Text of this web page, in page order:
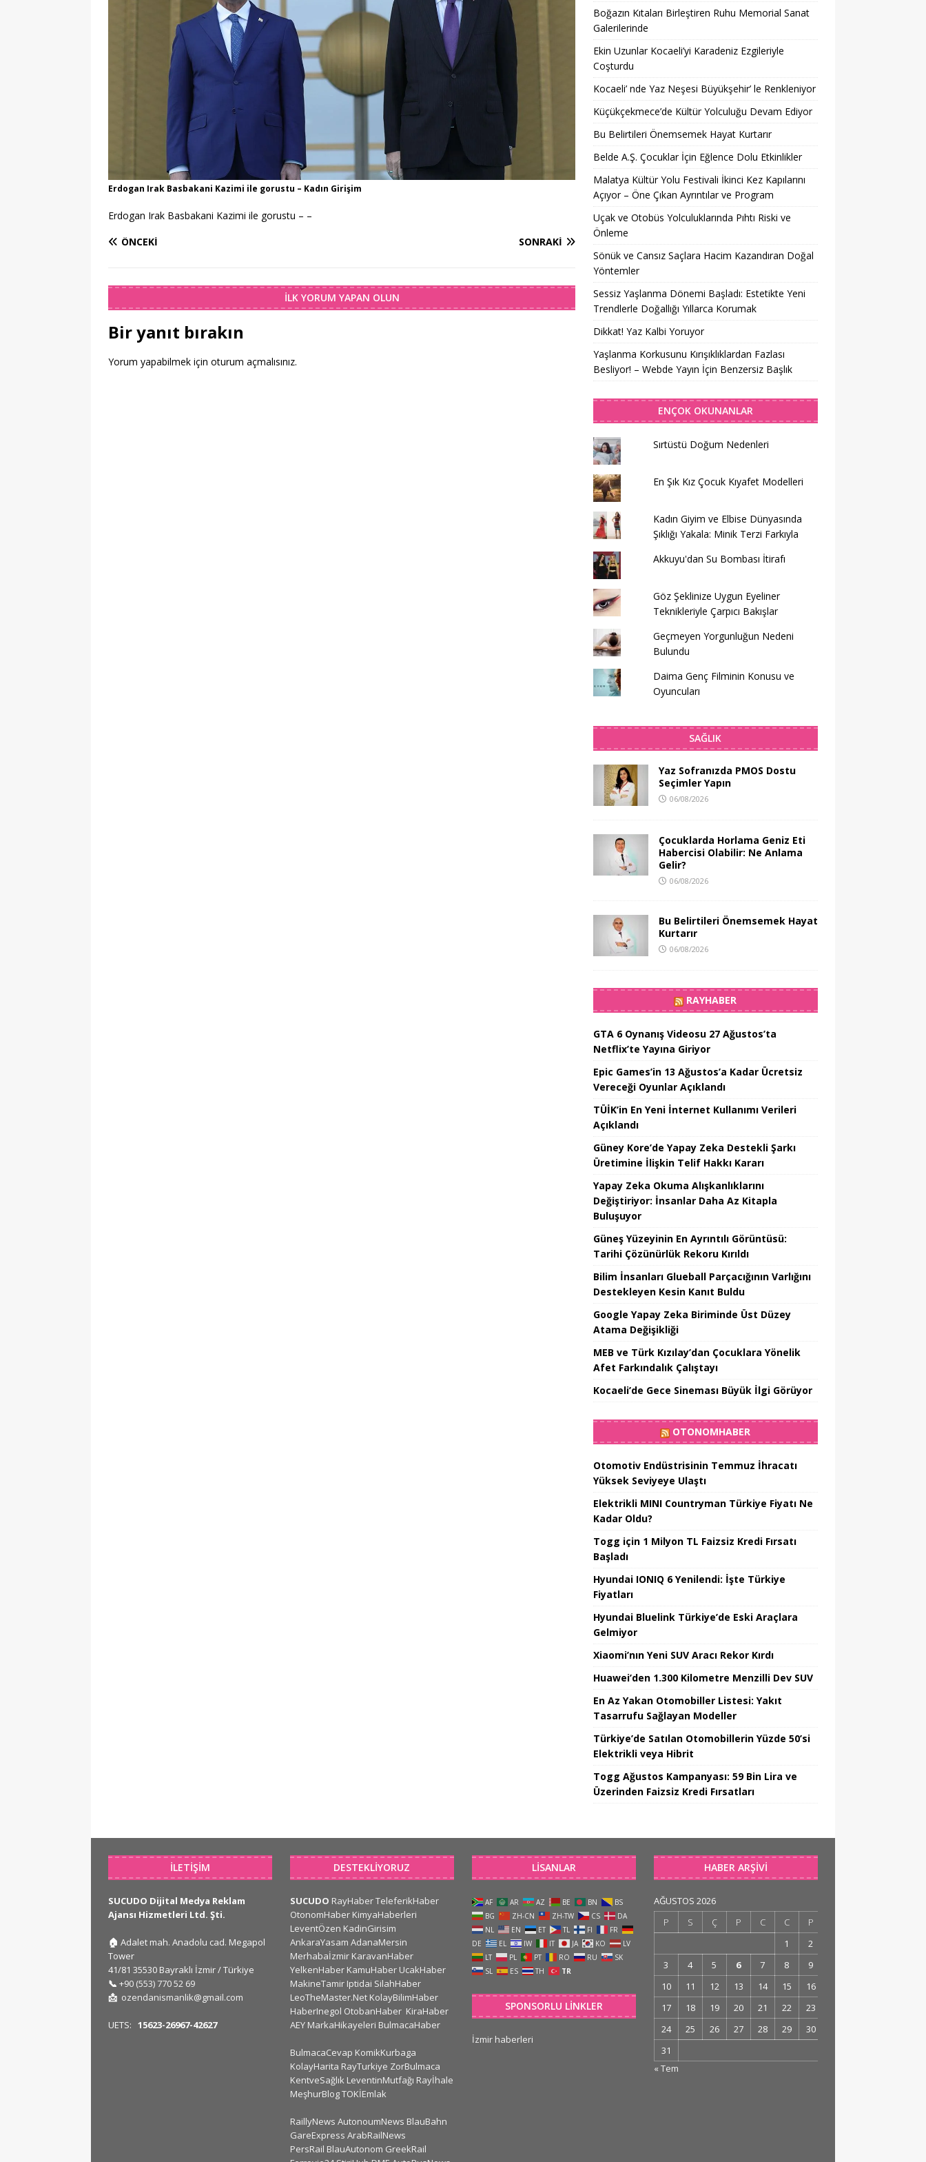
Erdogan Irak Basbakani Kazimi ile gorustu – Kadın Girişim
Erdogan Irak Basbakani Kazimi ile gorustu – –
ÖNCEKI
SONRAKI
İLK YORUM YAPAN OLUN
Bir yanıt bırakın
Yorum yapabilmek için oturum açmalısınız.
Boğazın Kıtaları Birleştiren Ruhu Memorial Sanat
Galerilerinde
Ekin Uzunlar Kocaeli’yi Karadeniz Ezgileriyle
Coşturdu
Kocaeli’ nde Yaz Neşesi Büyükşehir’ le Renkleniyor
Küçükçekmece’de Kültür Yolculuğu Devam Ediyor
Bu Belirtileri Önemsemek Hayat Kurtarır
Belde A.Ş. Çocuklar İçin Eğlence Dolu Etkinlikler
Malatya Kültür Yolu Festivali İkinci Kez Kapılarını
Açıyor – Öne Çıkan Ayrıntılar ve Program
Uçak ve Otobüs Yolculuklarında Pıhtı Riski ve
Önleme
Sönük ve Cansız Saçlara Hacim Kazandıran Doğal
Yöntemler
Sessiz Yaşlanma Dönemi Başladı: Estetikte Yeni
Trendlerle Doğallığı Yıllarca Korumak
Dikkat! Yaz Kalbi Yoruyor
Yaşlanma Korkusunu Kırışıklıklardan Fazlası
Besliyor! – Webde Yayın İçin Benzersiz Başlık
ENÇOK OKUNANLAR
Sırtüstü Doğum Nedenleri
En Şık Kız Çocuk Kıyafet Modelleri
Kadın Giyim ve Elbise Dünyasında
Şıklığı Yakala: Minik Terzi Farkıyla
Akkuyu'dan Su Bombası İtirafı
Göz Şeklinize Uygun Eyeliner
Teknikleriyle Çarpıcı Bakışlar
Geçmeyen Yorgunluğun Nedeni
Bulundu
Daima Genç Filminin Konusu ve
Oyuncuları
SAĞLIK
Yaz Sofranızda PMOS Dostu
Seçimler Yapın
06/08/2026
Çocuklarda Horlama Geniz Eti
Habercisi Olabilir: Ne Anlama
Gelir?
06/08/2026
Bu Belirtileri Önemsemek Hayat
Kurtarır
06/08/2026
RAYHABER
GTA 6 Oynanış Videosu 27 Ağustos’ta
Netflix’te Yayına Giriyor
Epic Games’in 13 Ağustos’a Kadar Ücretsiz
Vereceği Oyunlar Açıklandı
TÜİK’in En Yeni İnternet Kullanımı Verileri
Açıklandı
Güney Kore’de Yapay Zeka Destekli Şarkı
Üretimine İlişkin Telif Hakkı Kararı
Yapay Zeka Okuma Alışkanlıklarını
Değiştiriyor: İnsanlar Daha Az Kitapla
Buluşuyor
Güneş Yüzeyinin En Ayrıntılı Görüntüsü:
Tarihi Çözünürlük Rekoru Kırıldı
Bilim İnsanları Glueball Parçacığının Varlığını
Destekleyen Kesin Kanıt Buldu
Google Yapay Zeka Biriminde Üst Düzey
Atama Değişikliği
MEB ve Türk Kızılay’dan Çocuklara Yönelik
Afet Farkındalık Çalıştayı
Kocaeli’de Gece Sineması Büyük İlgi Görüyor
OTONOMHABER
Otomotiv Endüstrisinin Temmuz İhracatı
Yüksek Seviyeye Ulaştı
Elektrikli MINI Countryman Türkiye Fiyatı Ne
Kadar Oldu?
Togg için 1 Milyon TL Faizsiz Kredi Fırsatı
Başladı
Hyundai IONIQ 6 Yenilendi: İşte Türkiye
Fiyatları
Hyundai Bluelink Türkiye’de Eski Araçlara
Gelmiyor
Xiaomi’nın Yeni SUV Aracı Rekor Kırdı
Huawei’den 1.300 Kilometre Menzilli Dev SUV
En Az Yakan Otomobiller Listesi: Yakıt
Tasarrufu Sağlayan Modeller
Türkiye’de Satılan Otomobillerin Yüzde 50’si
Elektrikli veya Hibrit
Togg Ağustos Kampanyası: 59 Bin Lira ve
Üzerinden Faizsiz Kredi Fırsatları
İLETIŞIM
SUCUDO Dijital Medya Reklam
Ajansı Hizmetleri Ltd. Şti.
🏠 Adalet mah. Anadolu cad. Megapol
Tower
41/81 35530 Bayraklı İzmir / Türkiye
📞 +90 (553) 770 52 69
📩 ozendanismanlik@gmail.com
UETS: 15623-26967-42627
DESTEKLIYORUZ
SUCUDO RayHaberTeleferikHaber
OtonomHaber KimyaHaberleri
LeventÖzen KadinGirisim
AnkaraYasam AdanaMersin
Merhabaİzmir KaravanHaber
YelkenHaber KamuHaber UcakHaber
MakineTamir Iptidai SilahHaber
LeoTheMaster.Net KolayBilimHaber
HaberInegol OtobanHaber KiraHaber
AEY MarkaHikayeleri BulmacaHaber
BulmacaCevap KomikKurbaga
KolayHarita RayTurkiye ZorBulmaca
KentveSağlık LeventinMutfağı Rayİhale
MeşhurBlogTOKİEmlak
RaillyNews AutonoumNews BlauBahn
GareExpress ArabRailNews
PersRail BlauAutonom GreekRail
LISANLAR
AF AR AZ BE BN
BS
BG
ZH-CN ZH-TW CS
DA
NL
EN ET TL FI
FR
DE
EL IW IT JA KO
LV
LT
PL PT RO RU
SK
SL
ES TH TR
SPONSORLU LINKLER
İzmir haberleri
HABER ARŞIVI
AĞUSTOS 2026
P
S Ç P C C
P
1
2
3
4 5 6 7 8
9
10
11 12 13 14 15
16
17
18 19 20 21 22
23
24
25 26 27 28 29
30
31
« Tem